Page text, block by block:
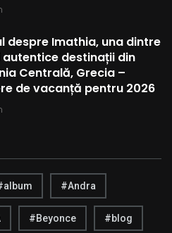
despre Imathia, una dintre
autentice destinații din
Centrală, Grecia –
de vacanță pentru 2026
#Andra
#Beyonce #blog